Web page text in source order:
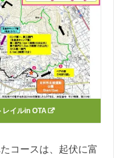
イルin OTA
コースは、起伏に富